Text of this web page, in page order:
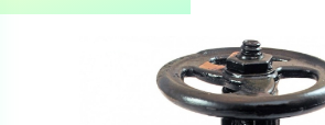
Ваш запрос